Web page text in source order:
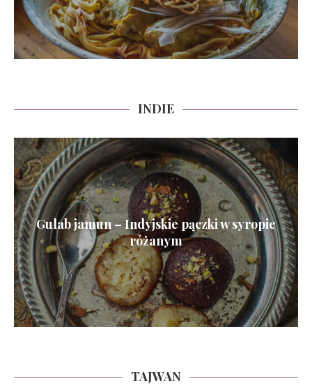
INDIE
Gulab jamun – Indyjskie pączki w syropie
różanym
TAJWAN